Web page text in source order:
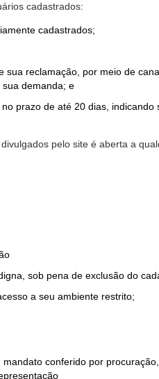
cadastrados:
cadastrados;
reclamação, por meio de
demanda; e
prazo de até 20 dias,
pelo site é aberta a
sob pena de exclusão do
a seu ambiente restrito;
conferido por